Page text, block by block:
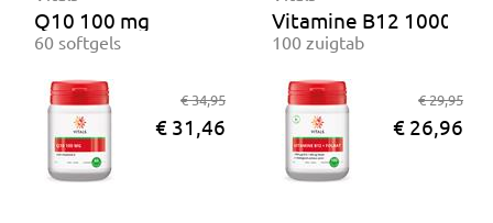
Q10 100 mg
60 softgels
€ 34,95
€ 31,46
Vitamine B12 1000
100 zuigtab
€ 29,95
€ 26,96